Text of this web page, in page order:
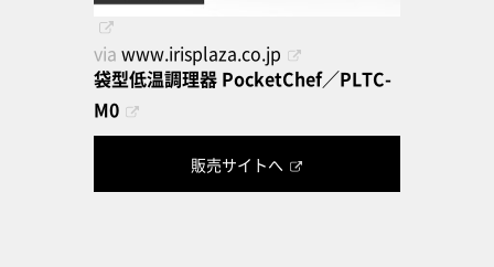
via www.irisplaza.co.jp
袋型低温調理器 PocketChef／PLTC-
M0
販売サイトへ